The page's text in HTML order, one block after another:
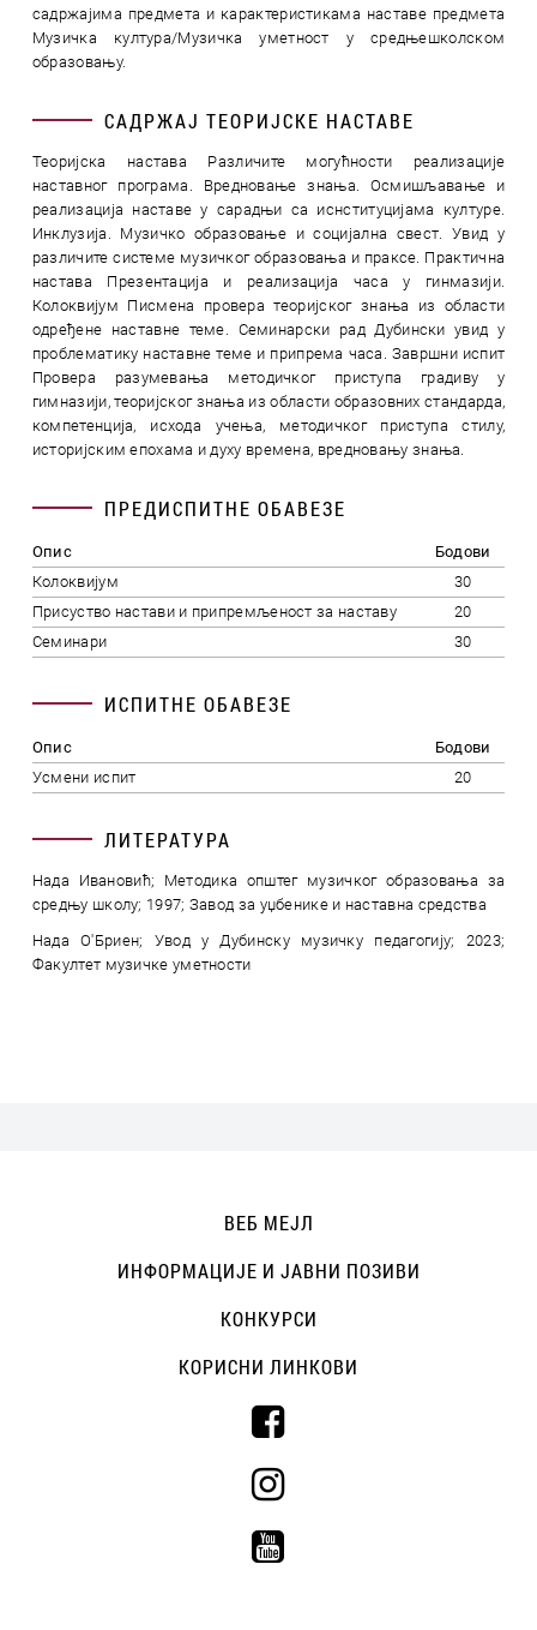
садржајима предмета и карактеристикама наставе предмета
Музичка култура/Музичка уметност у средњешколском
образовању.
САДРЖАЈ ТЕОРИЈСКЕ НАСТАВЕ
Теоријска настава Различите могућности реализације
наставног програма. Вредновање знања. Осмишљавање и
реализација наставе у сарадњи са иснституцијама културе.
Инклузија. Музичко образовање и социјална свест. Увид у
различите системе музичког образовања и праксе. Практична
настава Презентација и реализација часа у гинмазији.
Колоквијум Писмена провера теоријског знања из области
одређене наставне теме. Семинарски рад Дубински увид у
проблематику наставне теме и припрема часа. Завршни испит
Провера разумевања методичког приступа градиву у
гимназији, теоријског знања из области образовних стандарда,
компетенција, исхода учења, методичког приступа стилу,
историјским епохама и духу времена, вредновању знања.
ПРЕДИСПИТНЕ ОБАВЕЗЕ
Опис
Бодови
Колоквијум
30
Присуство настави и припремљеност за наставу
20
Семинари
30
ИСПИТНЕ ОБАВЕЗЕ
Опис
Бодови
Усмени испит
20
ЛИТЕРАТУРА
Нада Ивановић; Методика општег музичког образовања за
средњу школу; 1997; Завод за уџбенике и наставна средства
Нада О'Бриен; Увод у Дубинску музичку педагогију; 2023;
Факултет музичке уметности
ВЕБ МЕЈЛ
ИНФОРМАЦИЈЕ И ЈАВНИ ПОЗИВИ
КОНКУРСИ
КОРИСНИ ЛИНКОВИ